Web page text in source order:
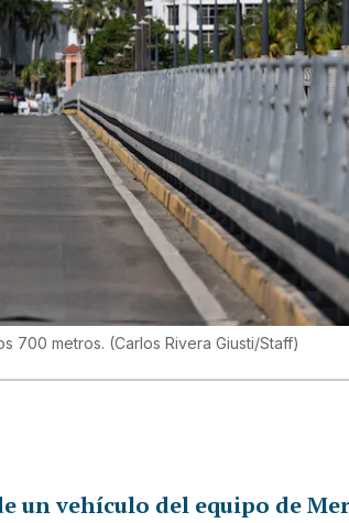
700 metros. (Carlos Rivera Giusti/Staff)
un vehículo del equipo de